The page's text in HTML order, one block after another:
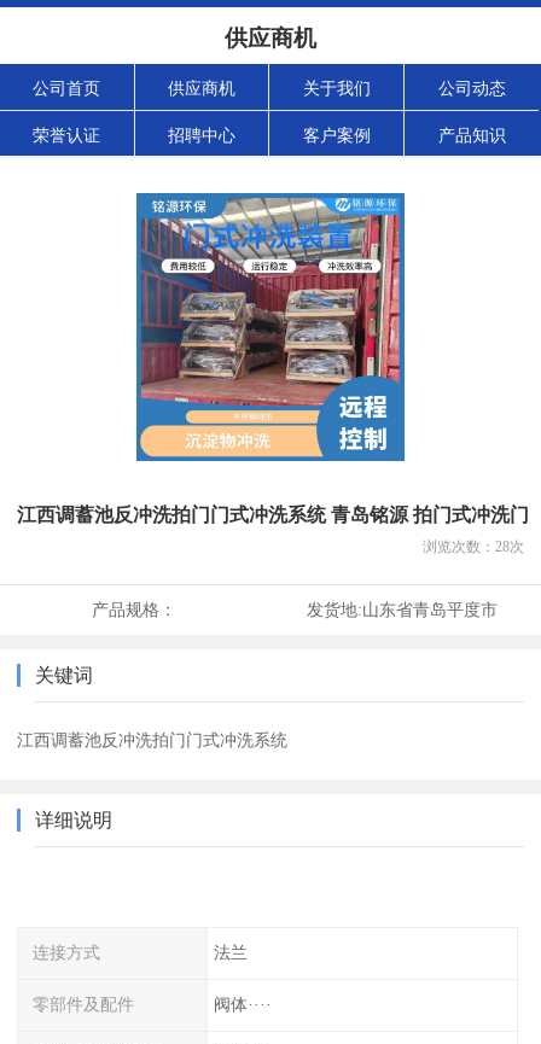
供应商机
公司首页 供应商机 关于我们 公司动态
荣誉认证 招聘中心 客户案例 产品知识
江西调蓄池反冲洗拍门门式冲洗系统 青岛铭源 拍门式冲洗门
浏览次数： 28次
产品规格： 发货地:山东省青岛平度市
关键词
江西调蓄池反冲洗拍门门式冲洗系统
详细说明
连接方式 法兰
零部件及配件 阀体····